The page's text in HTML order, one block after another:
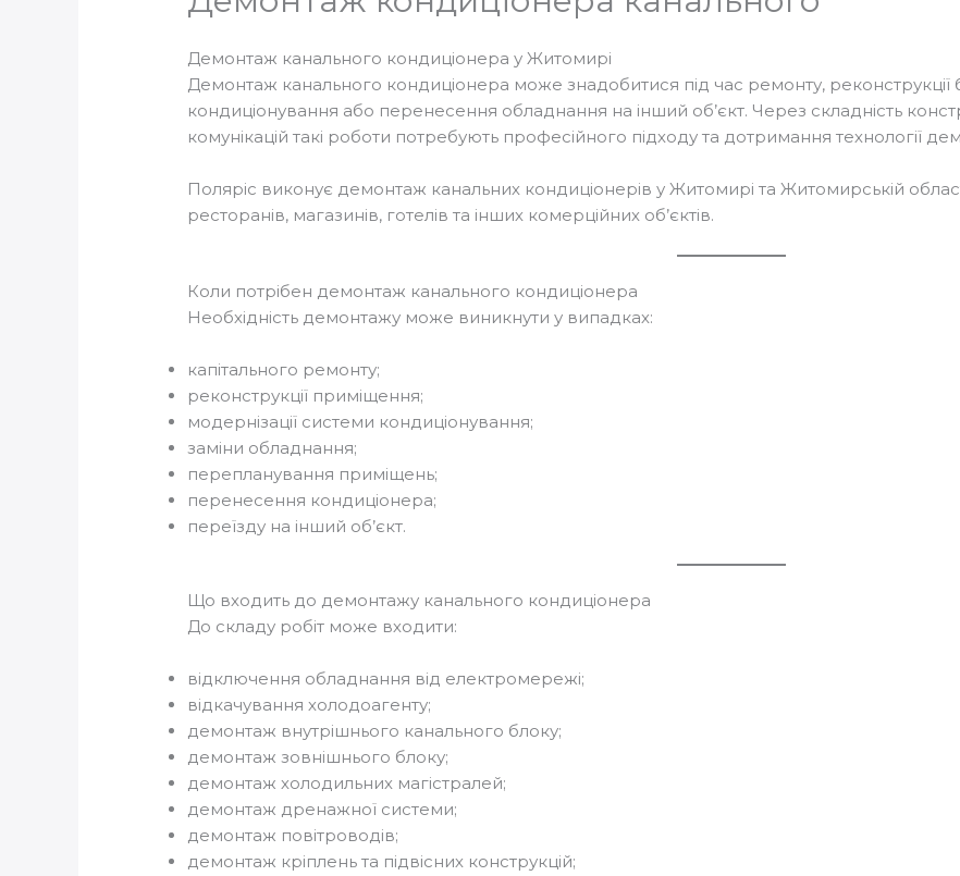
Демонтаж канального кондиціонера у Житомирі
Демонтаж канального кондиціонера може знадобитися під час ремонту, реконструкції
кондиціонування або перенесення обладнання на інший об’єкт. Через складність
комунікацій такі роботи потребують професійного підходу та дотримання технології
Поляріс виконує демонтаж канальних кондиціонерів у Житомирі та Житомирській
ресторанів, магазинів, готелів та інших комерційних об’єктів.
Коли потрібен демонтаж канального кондиціонера
Необхідність демонтажу може виникнути у випадках:
капітального ремонту;
реконструкції приміщення;
модернізації системи кондиціонування;
заміни обладнання;
перепланування приміщень;
перенесення кондиціонера;
переїзду на інший об’єкт.
Що входить до демонтажу канального кондиціонера
До складу робіт може входити:
відключення обладнання від електромережі;
відкачування холодоагенту;
демонтаж внутрішнього канального блоку;
демонтаж зовнішнього блоку;
демонтаж холодильних магістралей;
демонтаж дренажної системи;
демонтаж повітроводів;
демонтаж кріплень та підвісних конструкцій;